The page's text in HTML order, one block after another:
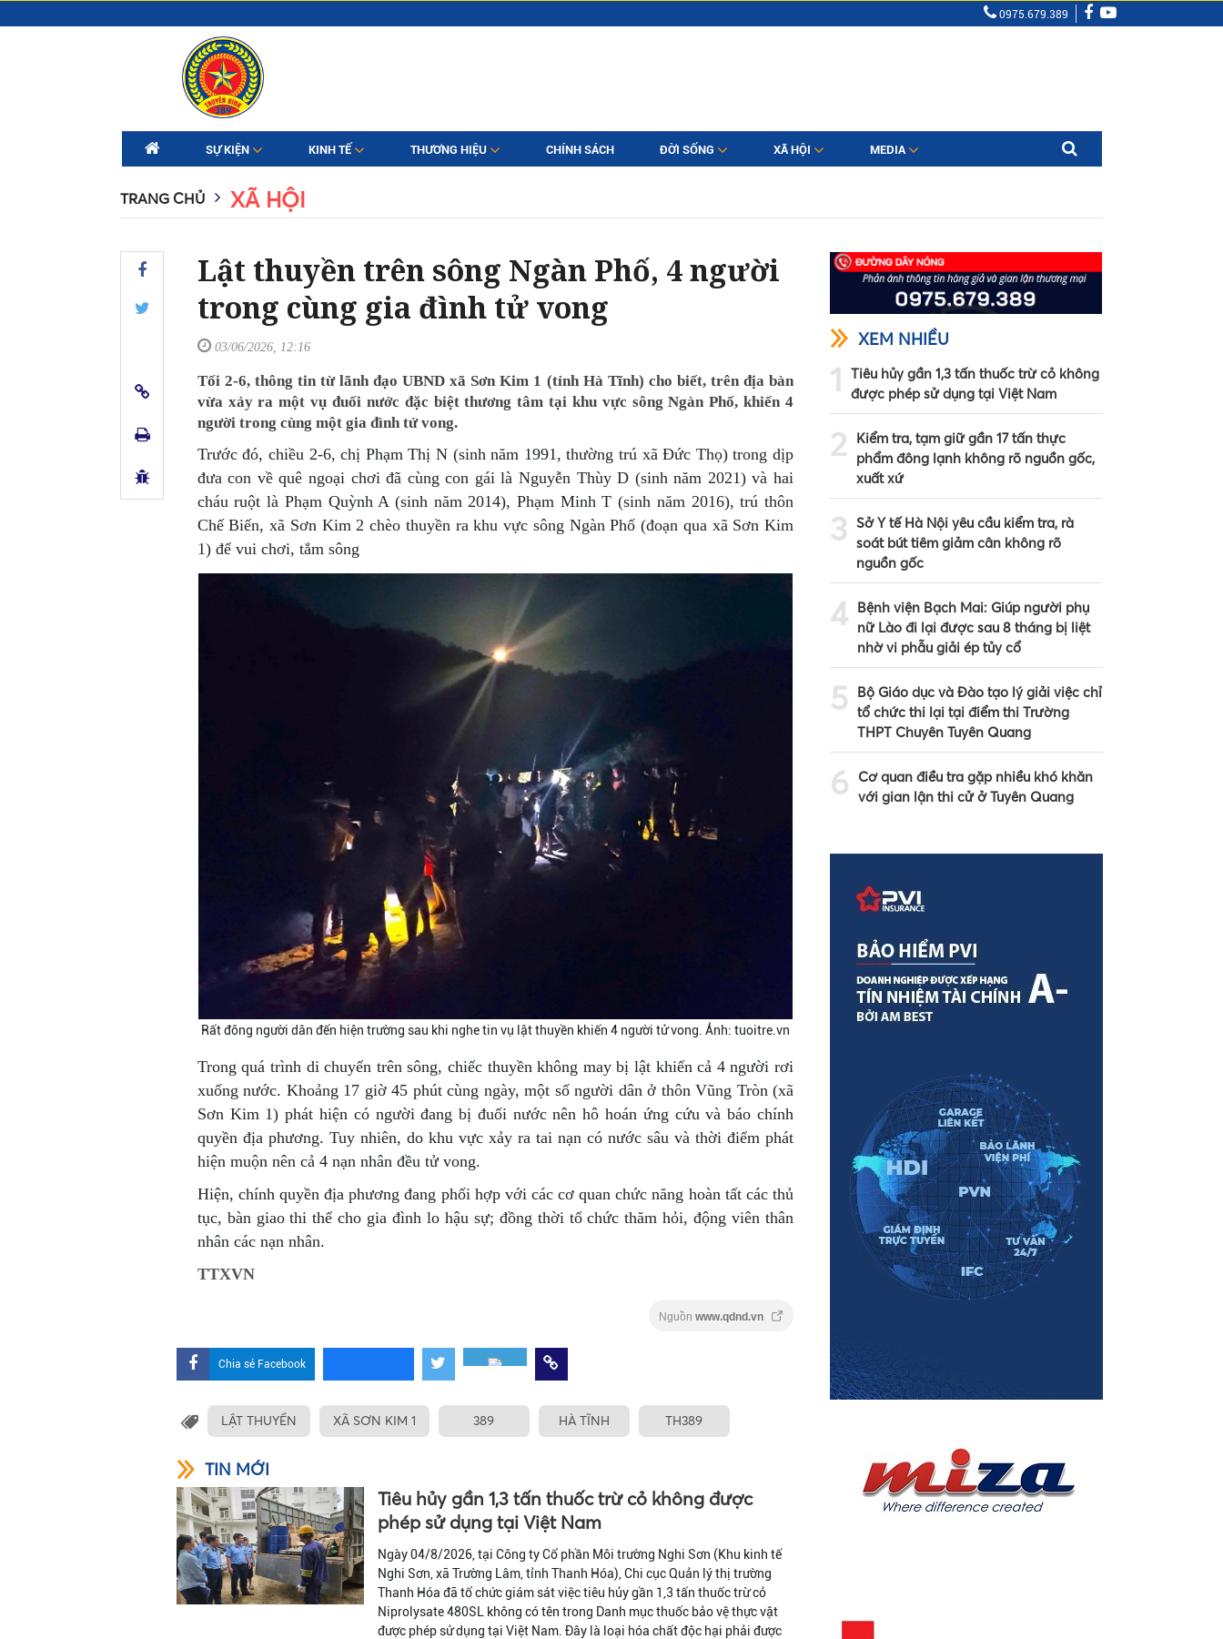
0975.679.389
SỰ KIỆN KINH TẾ THƯƠNG HIỆU CHÍNH SÁCH ĐỜI SỐNG XÃ HỘI MEDIA
TRANG CHỦ XÃ HỘI
Lật thuyền trên sông Ngàn Phố, 4 người
trong cùng gia đình tử vong
03/06/2026, 12:16
Tối 2-6, thông tin từ lãnh đạo UBND xã Sơn Kim 1 (tỉnh Hà Tĩnh) cho biết, trên địa bàn
vừa xảy ra một vụ đuối nước đặc biệt thương tâm tại khu vực sông Ngàn Phố, khiến 4
người trong cùng một gia đình tử vong.
Trước đó, chiều 2-6, chị Phạm Thị N (sinh năm 1991, thường trú xã Đức Thọ) trong dịp
đưa con về quê ngoại chơi đã cùng con gái là Nguyễn Thùy D (sinh năm 2021) và hai
cháu ruột là Phạm Quỳnh A (sinh năm 2014), Phạm Minh T (sinh năm 2016), trú thôn
Chế Biến, xã Sơn Kim 2 chèo thuyền ra khu vực sông Ngàn Phố (đoạn qua xã Sơn Kim
1) để vui chơi, tắm sông
Rất đông người dân đến hiện trường sau khi nghe tin vụ lật thuyền khiến 4 người tử vong. Ảnh: tuoitre.vn
Trong quá trình di chuyển trên sông, chiếc thuyền không may bị lật khiến cả 4 người rơi
xuống nước. Khoảng 17 giờ 45 phút cùng ngày, một số người dân ở thôn Vũng Tròn (xã
Sơn Kim 1) phát hiện có người đang bị đuối nước nên hô hoán ứng cứu và báo chính
quyền địa phương. Tuy nhiên, do khu vực xảy ra tai nạn có nước sâu và thời điểm phát
hiện muộn nên cả 4 nạn nhân đều tử vong.
Hiện, chính quyền địa phương đang phối hợp với các cơ quan chức năng hoàn tất các thủ
tục, bàn giao thi thể cho gia đình lo hậu sự; đồng thời tổ chức thăm hỏi, động viên thân
nhân các nạn nhân.
TTXVN
Nguồn www.qdnd.vn
Chia sẻ Facebook
LẬT THUYỀN XÃ SƠN KIM 1 389 HÀ TĨNH TH389
TIN MỚI
Tiêu hủy gần 1,3 tấn thuốc trừ cỏ không được
phép sử dụng tại Việt Nam
Ngày 04/8/2026, tại Công ty Cổ phần Môi trường Nghi Sơn (Khu kinh tế
Nghi Sơn, xã Trường Lâm, tỉnh Thanh Hóa), Chi cục Quản lý thị trường
Thanh Hóa đã tổ chức giám sát việc tiêu hủy gần 1,3 tấn thuốc trừ cỏ
Niprolysate 480SL không có tên trong Danh mục thuốc bảo vệ thực vật
được phép sử dụng tại Việt Nam. Đây là loại hóa chất độc hại phải được
XEM NHIỀU
1
Tiêu hủy gần 1,3 tấn thuốc trừ cỏ không
được phép sử dụng tại Việt Nam
2
Kiểm tra, tạm giữ gần 17 tấn thực
phẩm đông lạnh không rõ nguồn gốc,
xuất xứ
3 Sở Y tế Hà Nội yêu cầu kiểm tra, rà
soát bút tiêm giảm cân không rõ
nguồn gốc
4 Bệnh viện Bạch Mai: Giúp người phụ
nữ Lào đi lại được sau 8 tháng bị liệt
nhờ vi phẫu giải ép tủy cổ
5
Bộ Giáo dục và Đào tạo lý giải việc chỉ
tổ chức thi lại tại điểm thi Trường
THPT Chuyên Tuyên Quang
6
Cơ quan điều tra gặp nhiều khó khăn
với gian lận thi cử ở Tuyên Quang